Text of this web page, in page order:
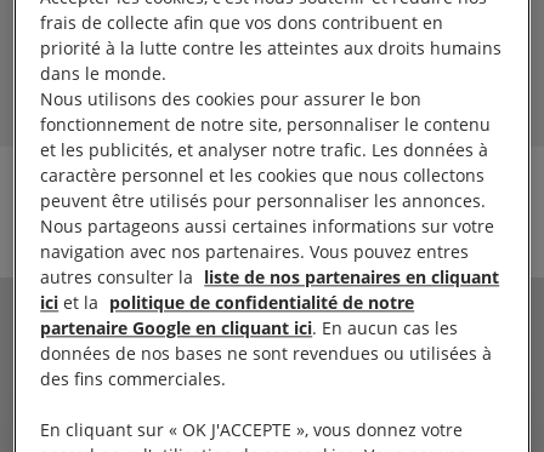
EN APPRENDRE PLUS SUR LE PAYS
France
Partager
VOIR AUSSI
ACTUALITÉ
frais de collecte afin que vos dons contribuent en
priorité à la lutte contre les atteintes aux droits humains
dans le monde.
Nous utilisons des cookies pour assurer le bon
fonctionnement de notre site, personnaliser le contenu
et les publicités, et analyser notre trafic. Les données à
caractère personnel et les cookies que nous collectons
peuvent être utilisés pour personnaliser les annonces.
Nous partageons aussi certaines informations sur votre
navigation avec nos partenaires. Vous pouvez entres
autres consulter la liste de nos partenaires en cliquant
ici et la politique de confidentialité de notre
partenaire Google en cliquant ici. En aucun cas les
données de nos bases ne sont revendues ou utilisées à
des fins commerciales.
En cliquant sur « OK J'ACCEPTE », vous donnez votre